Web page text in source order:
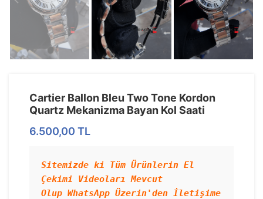
Cartier Ballon Bleu Two Tone Kordon
Quartz Mekanizma Bayan Kol Saati
6.500,00 TL
Sitemizde ki Tüm Ürünlerin El
Çekimi Videoları Mevcut
Olup WhatsApp Üzerin'den İletişime